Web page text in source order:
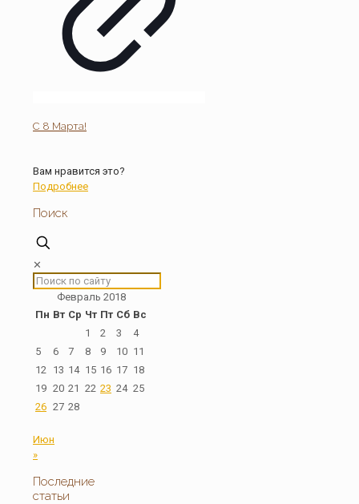
С 8 Марта!
Вам нравится это?
Подробнее
Поиск
✕
Февраль 2018
Пн Вт Ср Чт Пт Сб Вс
1
2 3
4
5
6 7 8 9 10 11
12
13 14 15 16 17 18
19 20 21 22 23 24 25
26 27 28
Июн
»
Последние
статьи